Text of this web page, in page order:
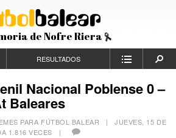
de Nofre Riera
RESULTADOS
Nacional Poblense 0 –
Baleares
PARA FÚTBOL BALEAR |JUEVES, 15 DE
1.816 VECES |